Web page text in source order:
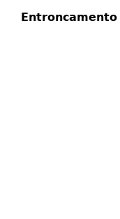
Entroncamento